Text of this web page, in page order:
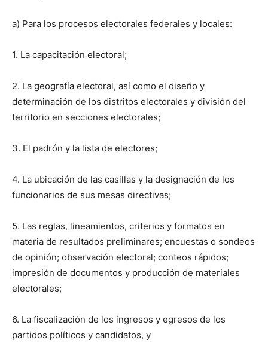
a) Para los procesos electorales federales y locales:
1. La capacitación electoral;
2. La geografía electoral, así como el diseño y
determinación de los distritos electorales y división del
territorio en secciones electorales;
3. El padrón y la lista de electores;
4. La ubicación de las casillas y la designación de los
funcionarios de sus mesas directivas;
5. Las reglas, lineamientos, criterios y formatos en
materia de resultados preliminares; encuestas o sondeos
de opinión; observación electoral; conteos rápidos;
impresión de documentos y producción de materiales
electorales;
6. La fiscalización de los ingresos y egresos de los
partidos políticos y candidatos, y